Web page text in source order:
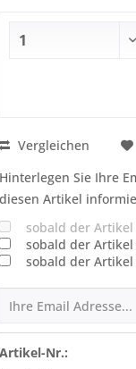
Vergleichen
Hinterlegen Sie Ihre
diesen Artikel
sobald der
sobald der Artikel
sobald der Artikel
Artikel-Nr.: